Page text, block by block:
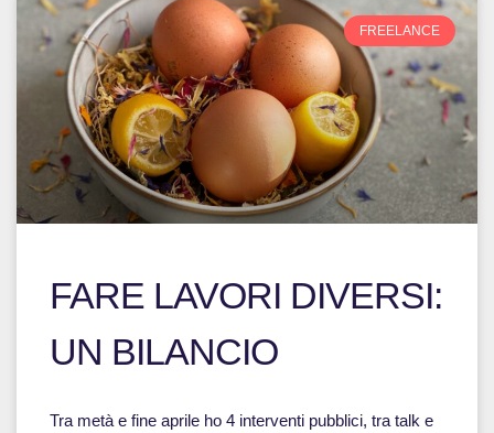
FREELANCE
FARE LAVORI DIVERSI:
UN BILANCIO
Tra metà e fine aprile ho 4 interventi pubblici, tra talk e